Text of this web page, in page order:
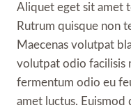
Aliquet eget sit amet
Rutrum quisque non
Maecenas volutpat
volutpat odio facilisis
fermentum odio eu
amet luctus. Euismod